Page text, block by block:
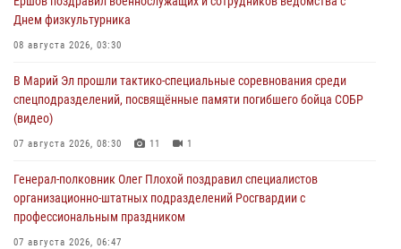
Днем физкультурника
08 августа 2026, 03:30
В Марий Эл прошли тактико-специальные соревнования среди
спецподразделений, посвящённые памяти погибшего бойца СОБР
(видео)
07 августа 2026, 08:30 11 1
Генерал-полковник Олег Плохой поздравил специалистов
организационно-штатных подразделений Росгвардии с
профессиональным праздником
07 августа 2026, 06:47